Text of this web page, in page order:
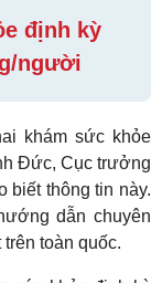
định kỳ
người
khám sức khỏe
Đức, Cục trưởng
biết thông tin này.
dẫn chuyên
toàn quốc.